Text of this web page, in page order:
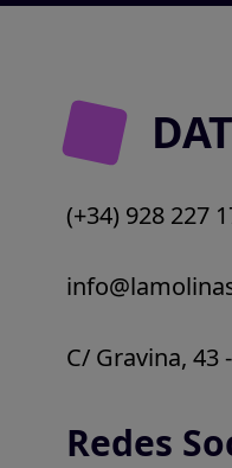
(+34) 928 227
C/ Gravina, 43
Redes